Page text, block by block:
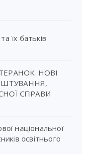
їх батьків
НОВІ
СПРАВИ
національної
освітнього